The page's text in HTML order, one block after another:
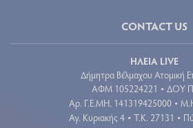
CONTACT US
ΗΛΕΙΑ LIVE
Δήμητρα Βέλμαχου Ατομική
ΑΦΜ 105224221 • ΔΟΥ
Aρ. Γ.Ε.ΜΗ. 141319425000 •
Αγ. Κυριακής 4 • Τ.Κ. 27131 •